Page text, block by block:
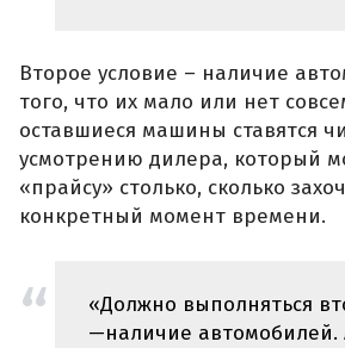
Второе условие – наличие
того, что их мало или нет
оставшиеся машины ставятся
усмотрению дилера, который
«прайсу» столько, сколько
конкретный момент времени.
«Должно выполняться
—наличие автомобилей.